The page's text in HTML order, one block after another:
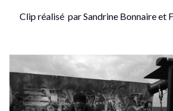
Clip réalisé par Sandrine Bonnaire et